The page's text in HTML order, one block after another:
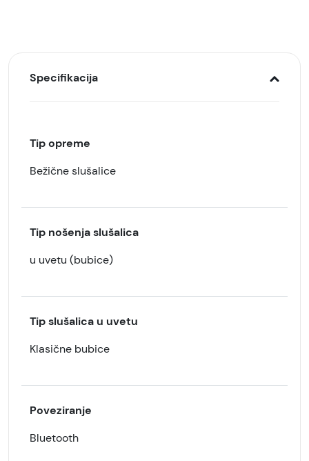
Specifikacija
Tip opreme
Bežične slušalice
Tip nošenja slušalica
u uvetu (bubice)
Tip slušalica u uvetu
Klasične bubice
Poveziranje
Bluetooth